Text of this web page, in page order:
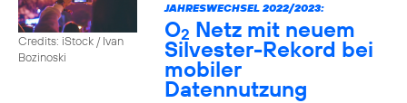
Credits: iStock / Ivan
Bozinoski
JAHRESWECHSEL 2022/2023:
O2 Netz mit neuem
Silvester-Rekord bei
mobiler
Datennutzung